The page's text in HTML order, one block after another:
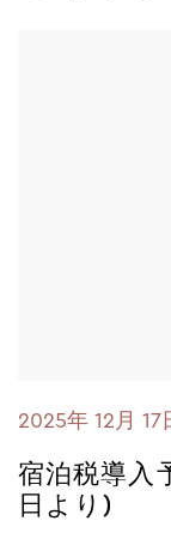
2025年 12月 17
宿泊税導入
日より)